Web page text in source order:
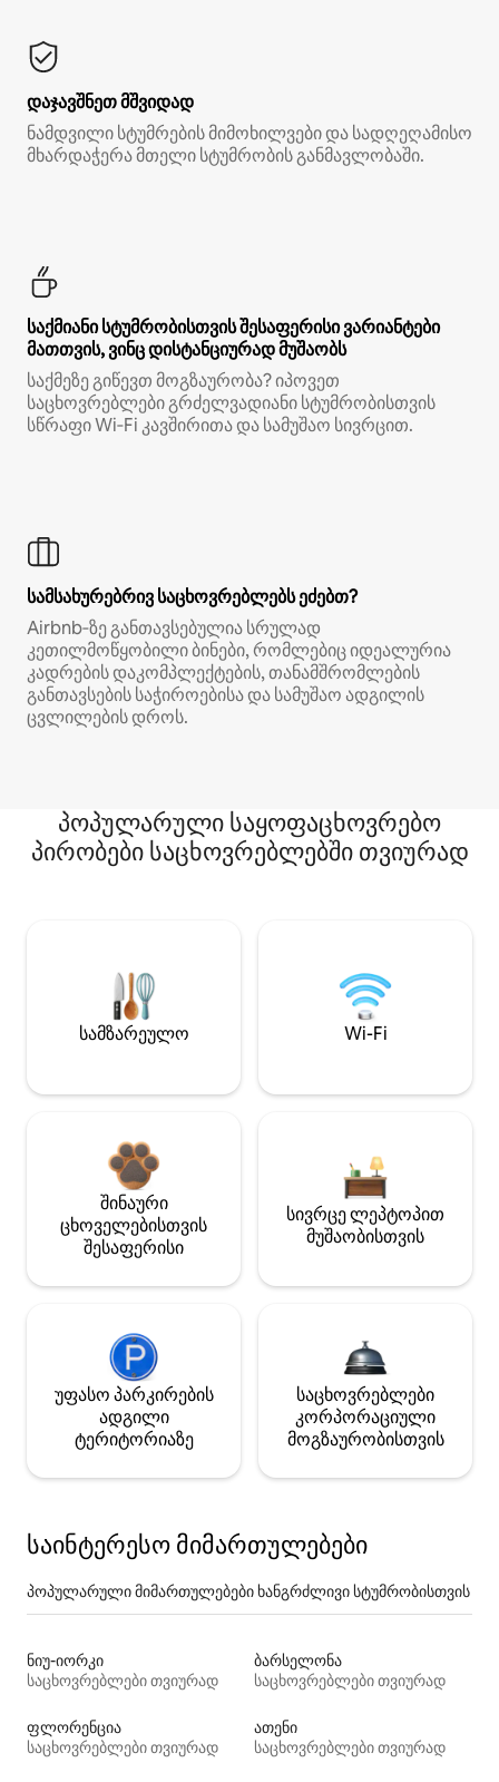
დაჯავშნეთ მშვიდად
ნამდვილი სტუმრების მიმოხილვები და სადღეღამისო
მხარდაჭერა მთელი სტუმრობის განმავლობაში.
საქმიანი სტუმრობისთვის შესაფერისი ვარიანტები
მათთვის, ვინც დისტანციურად მუშაობს
საქმეზე გიწევთ მოგზაურობა? იპოვეთ
საცხოვრებლები გრძელვადიანი სტუმრობისთვის
სწრაფი Wi‑Fi კავშირითა და სამუშაო სივრცით.
სამსახურებრივ საცხოვრებლებს ეძებთ?
Airbnb‑ზე განთავსებულია სრულად
კეთილმოწყობილი ბინები, რომლებიც იდეალურია
კადრების დაკომპლექტების, თანამშრომლების
განთავსების საჭიროებისა და სამუშაო ადგილის
ცვლილების დროს.
პოპულარული საყოფაცხოვრებო
პირობები საცხოვრებლებში თვიურად
სამზარეულო Wi-Fi
შინაური
ცხოველებისთვის
შესაფერისი
სივრცე ლეპტოპით
მუშაობისთვის
უფასო პარკირების
ადგილი
ტერიტორიაზე
საცხოვრებლები
კორპორაციული
მოგზაურობისთვის
საინტერესო მიმართულებები
პოპულარული მიმართულებები ხანგრძლივი სტუმრობისთვის
ნიუ-იორკი
საცხოვრებლები თვიურად
ბარსელონა
საცხოვრებლები თვიურად
ფლორენცია
საცხოვრებლები თვიურად
ათენი
საცხოვრებლები თვიურად